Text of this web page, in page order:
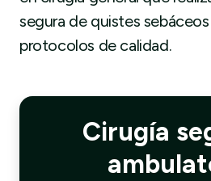
segura de quistes
protocolos de calidad.
Cirugía